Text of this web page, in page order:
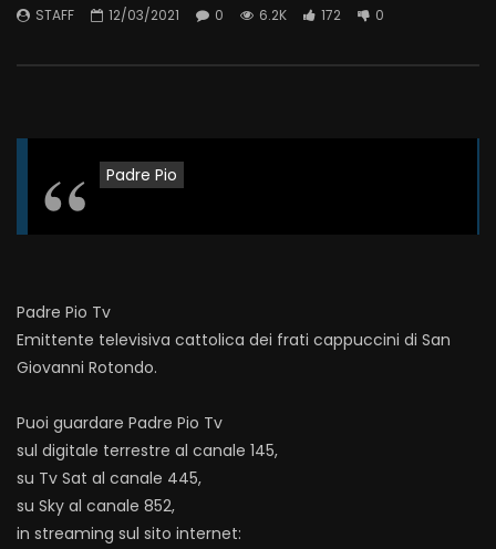
STAFF 12/03/2021 0 6.2K 172 0
Padre Pio
Padre Pio Tv
Emittente televisiva cattolica dei frati cappuccini di San
Giovanni Rotondo.
Puoi guardare Padre Pio Tv
sul digitale terrestre al canale 145,
su Tv Sat al canale 445,
su Sky al canale 852,
in streaming sul sito internet: